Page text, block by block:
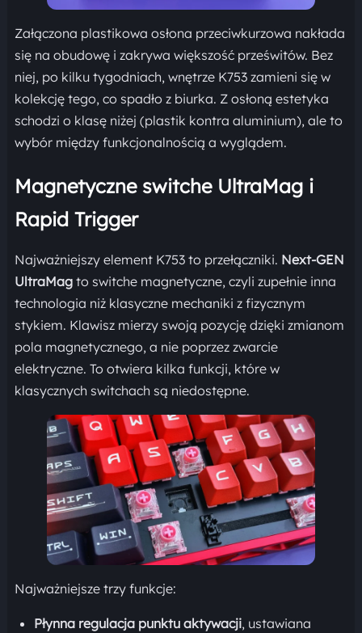
Załączona plastikowa osłona przeciwkurzowa nakłada
się na obudowę i zakrywa większość prześwitów. Bez
niej, po kilku tygodniach, wnętrze K753 zamieni się w
kolekcję tego, co spadło z biurka. Z osłoną estetyka
schodzi o klasę niżej (plastik kontra aluminium), ale to
wybór między funkcjonalnością a wyglądem.
Magnetyczne switche UltraMag i
Rapid Trigger
Najważniejszy element K753 to przełączniki. Next-GEN
UltraMagto switche magnetyczne, czyli zupełnie inna
technologia niż klasyczne mechaniki z fizycznym
stykiem. Klawisz mierzy swoją pozycję dzięki zmianom
pola magnetycznego, a nie poprzez zwarcie
elektryczne. To otwiera kilka funkcji, które w
klasycznych switchach są niedostępne.
Najważniejsze trzy funkcje:
Płynna regulacja punktu aktywacji, ustawiana